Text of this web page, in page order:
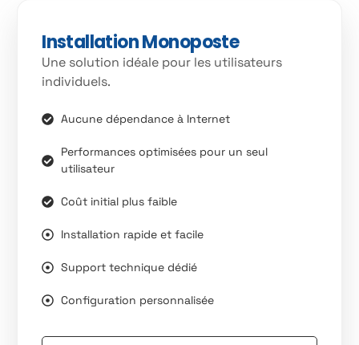
Installation Monoposte
Une solution idéale pour les utilisateurs
individuels.
Aucune dépendance à Internet
Performances optimisées pour un seul
utilisateur
Coût initial plus faible
Installation rapide et facile
Support technique dédié
Configuration personnalisée